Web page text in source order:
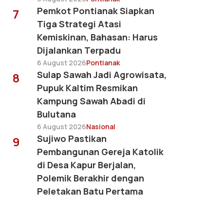
7
Pemkot Pontianak Siapkan
Tiga Strategi Atasi
Kemiskinan, Bahasan: Harus
Dijalankan Terpadu
6 August 2026Pontianak
8
Sulap Sawah Jadi Agrowisata,
Pupuk Kaltim Resmikan
Kampung Sawah Abadi di
Bulutana
6 August 2026Nasional
9
Sujiwo Pastikan
Pembangunan Gereja Katolik
di Desa Kapur Berjalan,
Polemik Berakhir dengan
Peletakan Batu Pertama